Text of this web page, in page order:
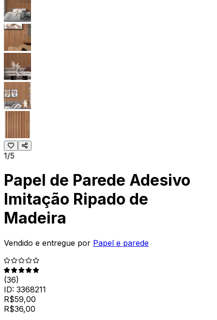
1/5
Papel de Parede Adesivo
Imitação Ripado de
Madeira
Vendido e entregue por Papel e parede
(36)
ID: 3368211
R$59,00
R$36,00